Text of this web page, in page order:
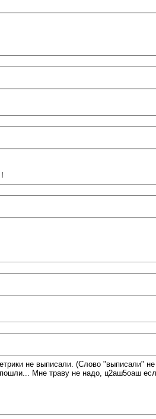
не выписали. (Слово "выписали"
пошли... Мне траву не надо, ц2аш5оаш